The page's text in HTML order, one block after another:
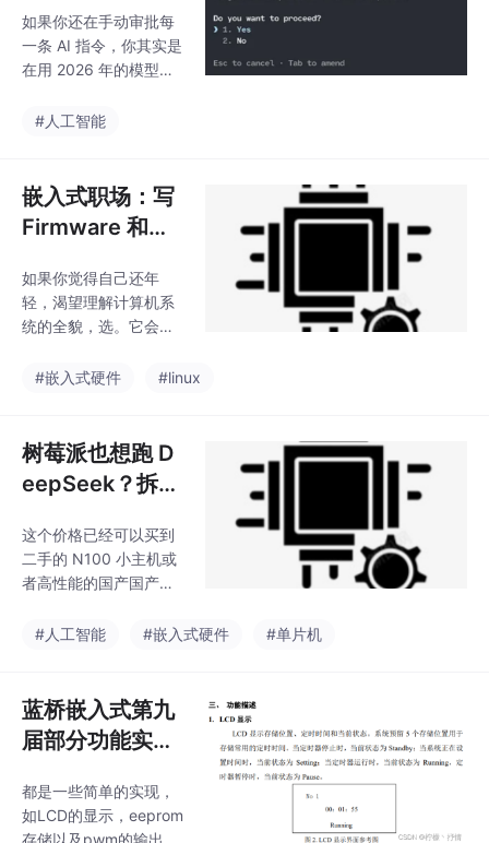
oot 权限，效率
直接起飞 10
如果你还在手动审批每
一条 AI 指令，你其实是
在用 2026 年的模型跑
才是最好的安全，而信
子的钥匙交给它自己，
这才是 10 倍速开发的
正确姿势。想直接上手
址自定义建议：如果你
需要特定的 Rust/Go/C
++ 环境，直接修改即
#人工智能
嵌入式职场：写
Firmware 和撸
哪个更有“钱
途”？
如果你觉得自己还年
轻，渴望理解计算机系
统的全貌，选。它会让
式职位时，都有种“降维
撸得通，你这 RTOS 的
逻辑能有多难？不用担
心固件技能丢了，因为
去写固件只需几天；但
写惯了模型化固件的
人，想爬进内核的门
#嵌入式硬件 #linux
树莓派也想跑 D
eepSeek？拆解
I HAT+ 2，这次
是真的“端侧大模
这个价格已经可以买到
二手的 N100 小主机或
者高性能的国产国产国
莓派的核心价值在于“即
pberry Pi OS，支持软
件栈，这意味着你几分
钟内就能把一个 4K 摄
DeepSeek 模型进行分
析。
#人工智能 #嵌入式硬件 #单片机
蓝桥嵌入式第九
届部分功能实现
+LCD高亮显示
都是一些简单的实现，
如LCD的显示，eeprom
存储以及pwm的输出，